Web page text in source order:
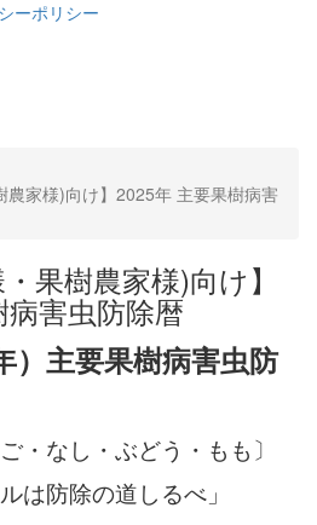
ーポリシー
農家様)向け】2025年 主要果樹病害
果樹農家様)向け】
害虫防除暦
）主要果樹病害虫防
・なし・ぶどう・もも〕
は防除の道しるべ」